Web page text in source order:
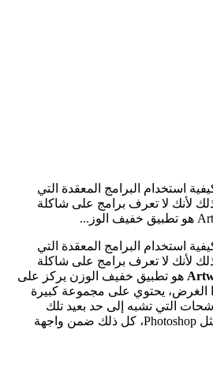
استخدام البرامج المعقدة التي
لأنك لا تعرف برامج على شاكلة
استخدام البرامج المعقدة التي
لأنك لا تعرف برامج على شاكلة
هو تطبيق خفيف الوزن يركز على
الغرض، يحتوي على مجموعة كبيرة
التي تشبه إلى حد بعيد تلك
المستخدمة في تطبيقات مثل Photoshop، كل ذلك ضمن واجهة